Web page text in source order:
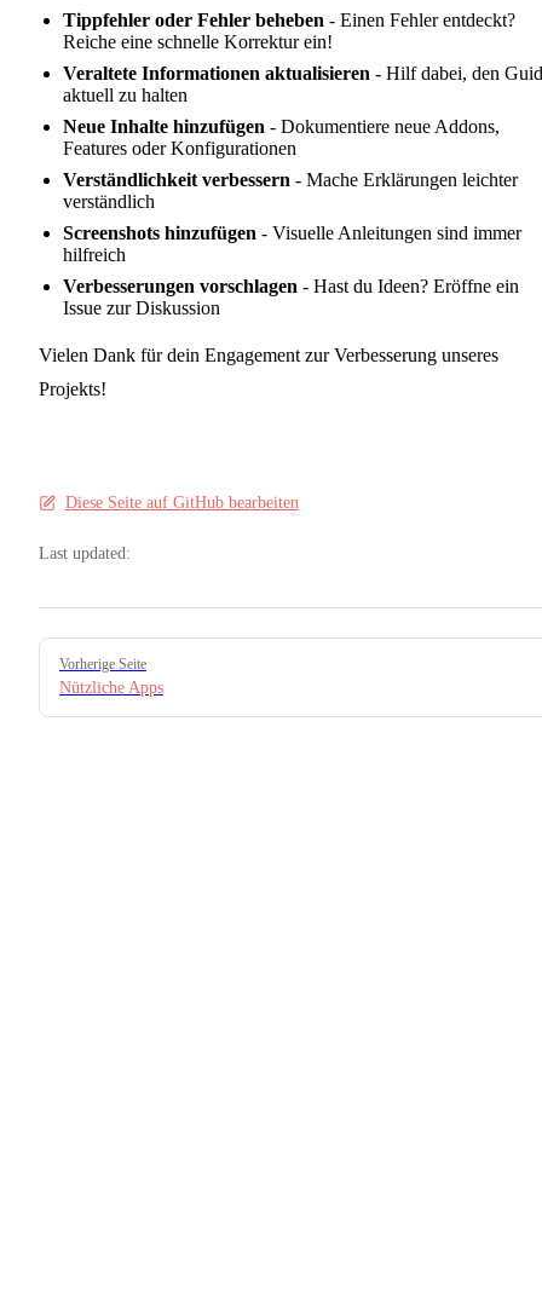
Tippfehler oder Fehler beheben - Einen Fehler entdeckt?
Reiche eine schnelle Korrektur ein!
Veraltete Informationen aktualisieren - Hilf dabei, den
aktuell zu halten
Neue Inhalte hinzufügen - Dokumentiere neue Addons,
Features oder Konfigurationen
Verständlichkeit verbessern - Mache Erklärungen leichter
verständlich
Screenshots hinzufügen - Visuelle Anleitungen sind immer
hilfreich
Verbesserungen vorschlagen - Hast du Ideen? Eröffne ein
Issue zur Diskussion
Vielen Dank für dein Engagement zur Verbesserung unseres
Projekts!
Diese Seite auf GitHub bearbeiten
Last updated:
Pager
Vorherige Seite
Nützliche Apps